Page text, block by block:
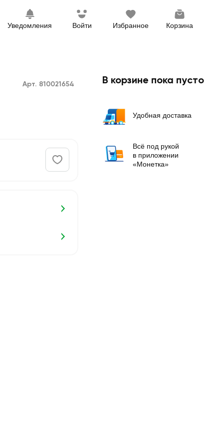
Уведомления Войти Избранное Корзина
Арт. 810021654 В корзине пока пусто
Удобная доставка
Всё под рукой
в приложении
«Монетка»